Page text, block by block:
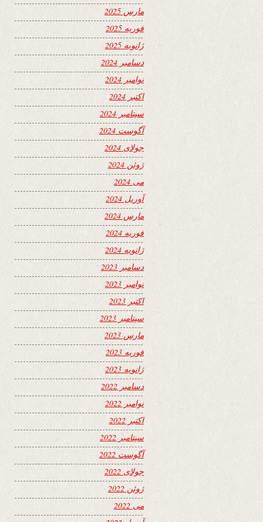
مارس 2025
فوریه 2025
ژانویه 2025
دسامبر 2024
نوامبر 2024
اکتبر 2024
سپتامبر 2024
آگوست 2024
جولای 2024
ژوئن 2024
می 2024
آوریل 2024
مارس 2024
فوریه 2024
ژانویه 2024
دسامبر 2023
نوامبر 2023
اکتبر 2023
سپتامبر 2023
مارس 2023
فوریه 2023
ژانویه 2023
دسامبر 2022
نوامبر 2022
اکتبر 2022
سپتامبر 2022
آگوست 2022
جولای 2022
ژوئن 2022
می 2022